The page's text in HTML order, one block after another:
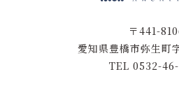
〒441-
愛知県豊橋市弥生町
TEL 0532-